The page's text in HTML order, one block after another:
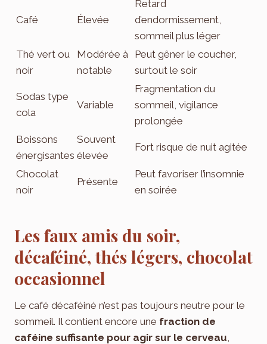
Café Élevée
Retard
d’endormissement,
sommeil plus léger
Thé vert ou
noir
Modérée à
notable
Peut gêner le coucher,
surtout le soir
Sodas type
cola
Variable
Fragmentation du
sommeil, vigilance
prolongée
Boissons
énergisantes
Souvent
élevée
Fort risque de nuit agitée
Chocolat
noir
Présente
Peut favoriser l’insomnie
en soirée
Les faux amis du soir,
décaféiné, thés légers, chocolat
occasionnel
Le café décaféiné n’est pas toujours neutre pour le
sommeil. Il contient encore une fraction de
caféine suffisante pour agir sur le cerveau